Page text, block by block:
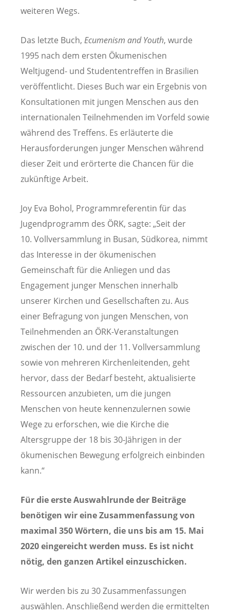
weiteren Wegs.
Das letzte Buch, Ecumenism and Youth, wurde
1995 nach dem ersten Ökumenischen
Weltjugend- und Studententreffen in Brasilien
veröffentlicht. Dieses Buch war ein Ergebnis von
Konsultationen mit jungen Menschen aus den
internationalen Teilnehmenden im Vorfeld sowie
während des Treffens. Es erläuterte die
Herausforderungen junger Menschen während
dieser Zeit und erörterte die Chancen für die
zukünftige Arbeit.
Joy Eva Bohol, Programmreferentin für das
Jugendprogramm des ÖRK, sagte: „Seit der
10. Vollversammlung in Busan, Südkorea, nimmt
das Interesse in der ökumenischen
Gemeinschaft für die Anliegen und das
Engagement junger Menschen innerhalb
unserer Kirchen und Gesellschaften zu. Aus
einer Befragung von jungen Menschen, von
Teilnehmenden an ÖRK-Veranstaltungen
zwischen der 10. und der 11. Vollversammlung
sowie von mehreren Kirchenleitenden, geht
hervor, dass der Bedarf besteht, aktualisierte
Ressourcen anzubieten, um die jungen
Menschen von heute kennenzulernen sowie
Wege zu erforschen, wie die Kirche die
Altersgruppe der 18 bis 30-Jährigen in der
ökumenischen Bewegung erfolgreich einbinden
kann.“
Für die erste Auswahlrunde der Beiträge
benötigen wir eine Zusammenfassung von
maximal 350 Wörtern, die uns bis am 15. Mai
2020 eingereicht werden muss. Es ist nicht
nötig, den ganzen Artikel einzuschicken.
Wir werden bis zu 30 Zusammenfassungen
auswählen. Anschließend werden die ermittelten